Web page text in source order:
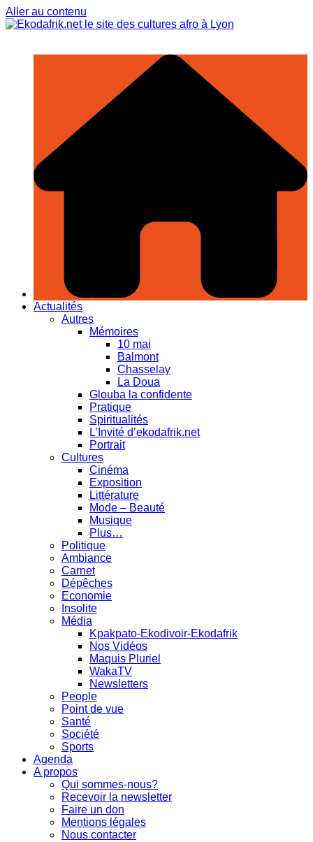
Aller au contenu
Actualités
Autres
Mémoires
10 mai
Balmont
Chasselay
La Doua
Glouba la confidente
Pratique
Spiritualités
L’Invité d’ekodafrik.net
Portrait
Cultures
Cinéma
Exposition
Littérature
Mode – Beauté
Musique
Plus…
Politique
Ambiance
Carnet
Dépêches
Economie
Insolite
Média
Kpakpato-Ekodivoir-Ekodafrik
Nos Vidéos
Maquis Pluriel
WakaTV
Newsletters
People
Point de vue
Santé
Société
Sports
Agenda
A propos
Qui sommes-nous?
Recevoir la newsletter
Faire un don
Mentions légales
Nous contacter